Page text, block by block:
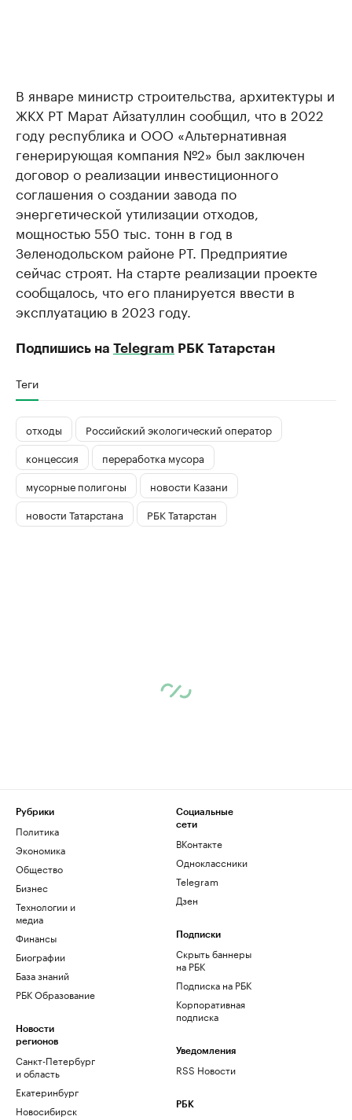
В январе министр строительства, архитектуры и
ЖКХ РТ Марат Айзатуллин сообщил, что в 2022
году республика и ООО «Альтернативная
генерирующая компания №2» был заключен
договор о реализации инвестиционного
соглашения о создании завода по
энергетической утилизации отходов,
мощностью 550 тыс. тонн в год в
Зеленодольском районе РТ. Предприятие
сейчас строят. На старте реализации проекте
сообщалось, что его планируется ввести в
эксплуатацию в 2023 году.
Подпишись на Telegram РБК Татарстан
Теги
отходы
Российский экологический оператор
концессия
переработка мусора
мусорные полигоны
новости Казани
новости Татарстана
РБК Татарстан
Рубрики
Политика
Экономика
Общество
Бизнес
Технологии и
медиа
Финансы
Биографии
База знаний
РБК Образование
Новости
регионов
Санкт-Петербург
и область
Екатеринбург
Новосибирск
Социальные
сети
ВКонтакте
Одноклассники
Telegram
Дзен
Подписки
Скрыть баннеры
на РБК
Подписка на РБК
Корпоративная
подписка
Уведомления
RSS Новости
РБК